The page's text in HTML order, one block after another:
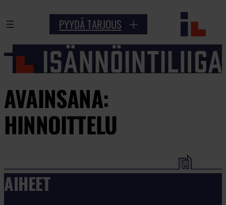
PYYDÄ TARJOUS
AVAINSANA:
HINNOITTELU
AIHEET